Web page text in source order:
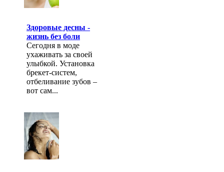
Здоровые десны -
жизнь без боли
Сегодня в моде
ухаживать за своей
улыбкой. Установка
брекет-систем,
отбеливание зубов –
вот сам...